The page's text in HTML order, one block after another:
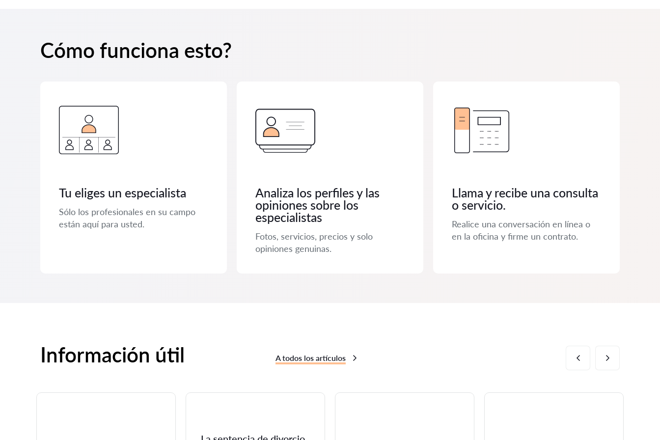
Cómo funciona esto?
Tu eliges un especialista
Sólo los profesionales en su campo
están aquí para usted.
Analiza los perfiles y las
opiniones sobre los
especialistas
Fotos, servicios, precios y solo
opiniones genuinas.
Llama y recibe una consulta
o servicio.
Realice una conversación en línea o
en la oficina y firme un contrato.
Información útil A todos los artículos